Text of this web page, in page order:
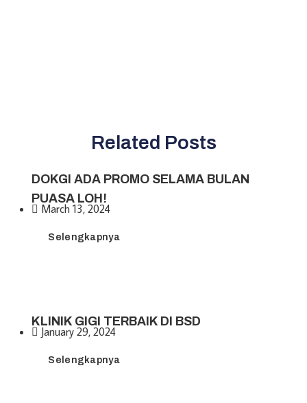
Related Posts
DOKGI ADA PROMO SELAMA BULAN
PUASA LOH!
March 13, 2024
Selengkapnya
KLINIK GIGI TERBAIK DI BSD
January 29, 2024
Selengkapnya